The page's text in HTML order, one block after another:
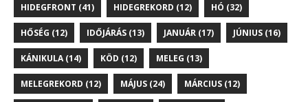
HIDEGFRONT (41) HIDEGREKORD (12) HÓ (32)
HŐSÉG (12) IDŐJÁRÁS (13) JANUÁR (17) JÚNIUS (16)
KÁNIKULA(14) KÖD (12) MELEG (13)
MELEGREKORD (12) MÁJUS (24) MÁRCIUS (12)